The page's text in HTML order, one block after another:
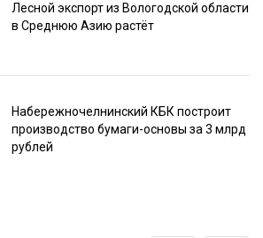
Лесной экспорт из Вологодской области
в Среднюю Азию растёт
Набережночелнинский КБК построит
производство бумаги-основы за 3 млрд
рублей